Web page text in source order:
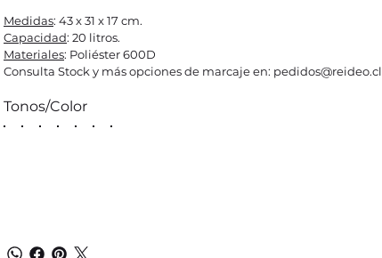
Medidas: 43 x 31 x 17 cm.
Capacidad: 20 litros.
Materiales: Poliéster 600D
Consulta Stock y más opciones de marcaje en: pedidos@reideo.cl
Tonos/Color